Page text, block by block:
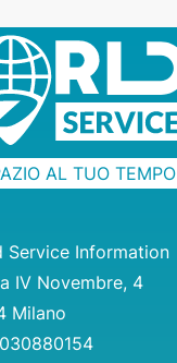
AL TUO TEMPO
Service Information
IV Novembre, 4
Milano